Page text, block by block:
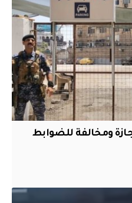
مُجازة ومخالفة للضوابط